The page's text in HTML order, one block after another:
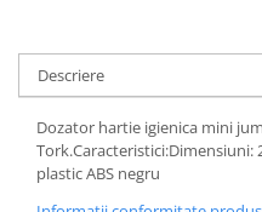
Descriere
Dozator hartie igienica mini
Tork.Caracteristici:Dimensiuni:
plastic ABS negru